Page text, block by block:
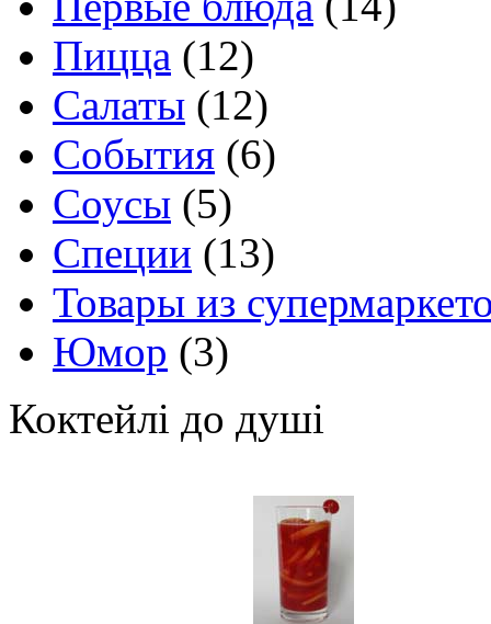
Пицца (12)
Салаты (12)
События (6)
Соусы (5)
Специи (13)
Товары из
Юмор (3)
Коктейлі до душі